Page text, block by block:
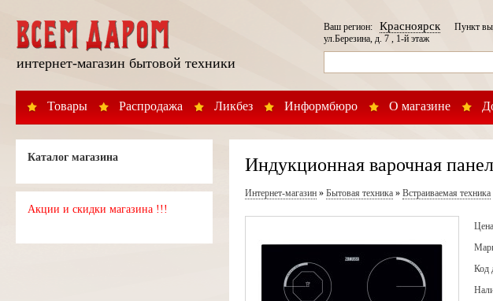
интернет-магазин бытовой техники
Товары Распродажа Ликбез Информбюро О магазине
Ваш регион:КрасноярскПункт
ул.Березина, д. 7 , 1-й этаж
Каталог магазина
Акции и скидки магазина !!!
Индукционная варочная
Интернет-магазин »Бытовая техника »Встраиваемая техника
Код